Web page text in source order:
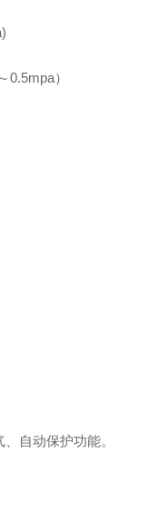
）
自动保护功能。